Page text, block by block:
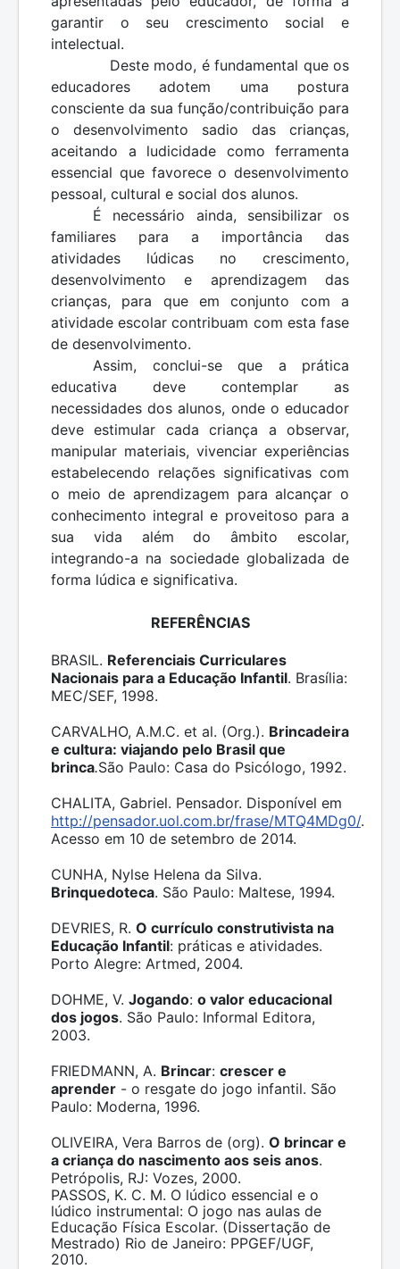
garantir o seu crescimento social e
intelectual.
Deste modo, é fundamental que os
educadores adotem uma postura
consciente da sua função/contribuição para
o desenvolvimento sadio das crianças,
aceitando a ludicidade como ferramenta
essencial que favorece o desenvolvimento
pessoal, cultural e social dos alunos.
É necessário ainda, sensibilizar os
familiares para a importância das
atividades lúdicas no crescimento,
desenvolvimento e aprendizagem das
crianças, para que em conjunto com a
atividade escolar contribuam com esta fase
de desenvolvimento.
Assim, conclui-se que a prática
educativa deve contemplar as
necessidades dos alunos, onde o educador
deve estimular cada criança a observar,
manipular materiais, vivenciar experiências
estabelecendo relações significativas com
o meio de aprendizagem para alcançar o
conhecimento integral e proveitoso para a
sua vida além do âmbito escolar,
integrando-a na sociedade globalizada de
forma lúdica e significativa.
REFERÊNCIAS
BRASIL. Referenciais Curriculares
Nacionais para a Educação Infantil. Brasília:
MEC/SEF, 1998.
CARVALHO, A.M.C. et al. (Org.). Brincadeira
e cultura: viajando pelo Brasil que
brinca.São Paulo: Casa do Psicólogo, 1992.
CHALITA, Gabriel. Pensador. Disponível em
http://pensador.uol.com.br/frase/MTQ4MDg0/.
Acesso em 10 de setembro de 2014.
CUNHA, Nylse Helena da Silva.
Brinquedoteca. São Paulo: Maltese, 1994.
DEVRIES, R. O currículo construtivista na
Educação Infantil: práticas e atividades.
Porto Alegre: Artmed, 2004.
DOHME, V. Jogando: o valor educacional
dos jogos. São Paulo: Informal Editora,
2003.
FRIEDMANN, A. Brincar: crescer e
aprender - o resgate do jogo infantil. São
Paulo: Moderna, 1996.
OLIVEIRA, Vera Barros de (org). O brincar e
a criança do nascimento aos seis anos.
Petrópolis, RJ: Vozes, 2000.
PASSOS, K. C. M. O lúdico essencial e o
lúdico instrumental: O jogo nas aulas de
Educação Física Escolar. (Dissertação de
Mestrado) Rio de Janeiro: PPGEF/UGF,
2010.